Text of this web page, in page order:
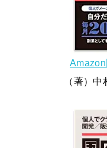
（著）